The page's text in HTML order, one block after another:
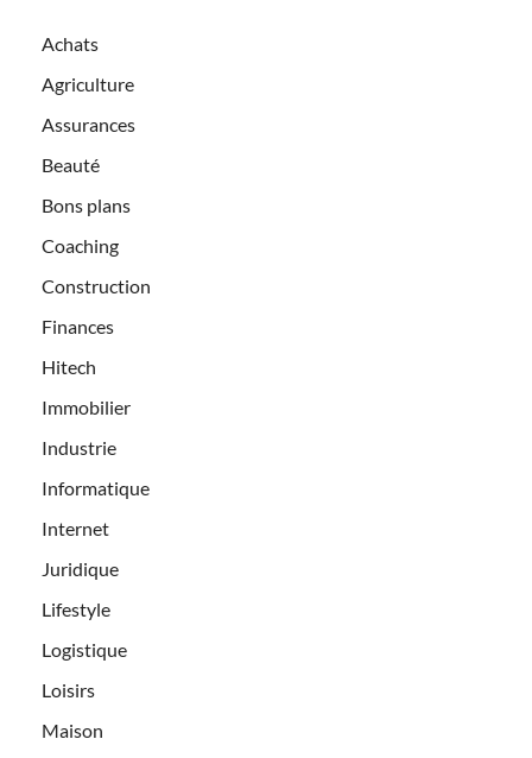
Achats
Agriculture
Assurances
Beauté
Bons plans
Coaching
Construction
Finances
Hitech
Immobilier
Industrie
Informatique
Internet
Juridique
Lifestyle
Logistique
Loisirs
Maison